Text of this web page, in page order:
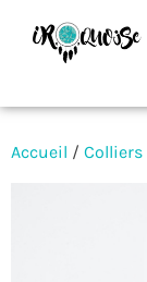
Accueil / Colliers